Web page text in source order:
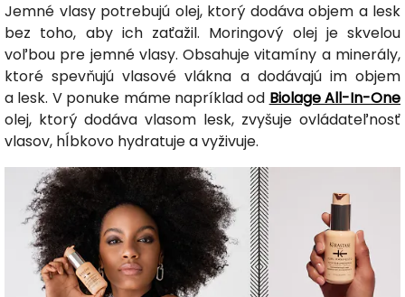
Jemné vlasy potrebujú olej, ktorý dodáva objem a lesk
bez toho, aby ich zaťažil. Moringový olej je skvelou
voľbou pre jemné vlasy. Obsahuje vitamíny a minerály,
ktoré spevňujú vlasové vlákna a dodávajú im objem
a lesk. V ponuke máme napríklad od Biolage All-In-One
olej, ktorý dodáva vlasom lesk, zvyšuje ovládateľnosť
vlasov, hĺbkovo hydratuje a vyživuje.